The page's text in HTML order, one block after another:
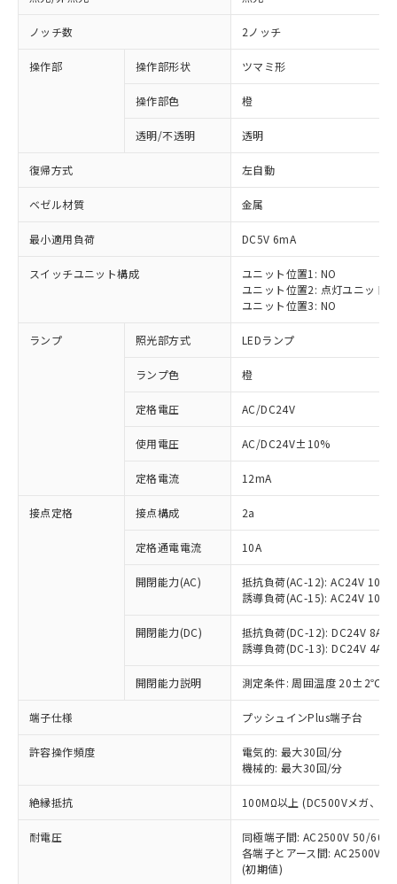
ノッチ数 2ノッチ
操作部 操作部形状 ツマミ形
操作部色 橙
透明/不透明 透明
復帰方式 左自動
ベゼル材質 金属
最小適用負荷 DC5V 6mA
スイッチユニット構成
ユニット位置1: NO
ユニット位置2: 点灯ユニット
ユニット位置3: NO
ランプ 照光部方式 LEDランプ
ランプ色 橙
定格電圧 AC/DC24V
使用電圧 AC/DC24V±10%
定格電流 12mA
接点定格 接点構成 2a
定格通電電流 10A
開閉能力(AC)
抵抗負荷(AC-12): AC24V 10A/
誘導負荷(AC-15): AC24V
開閉能力(DC)
抵抗負荷(DC-12): DC24V 8A/
誘導負荷(DC-13): DC24V 4A/
開閉能力説明 測定条件: 周囲温度 20±2℃、
端子仕様 プッシュインPlus端子台
許容操作頻度
電気的: 最大30回/分
機械的: 最大30回/分
絶縁抵抗 100MΩ以上 (DC500Vメガ、点
耐電圧
同極端子間: AC2500V 50/
各端子とアース間: AC2500V
(初期値)
ご利用条件
以下の条件をお読みいただき、同意のうえ
ご利用ください。
本サービスは、当社制御機器事業取扱
商品の当社在庫状況および標準価格
(税抜)を提供させていただくもので
当社制御機器事業取扱商品の中には、
本サービスの対象外となる商品もある
ことをご了承ください。
在庫状況および標準価格照会結果は、
記載している更新日時点での社内デー
タに基づき作成されるものであり、閲
覧された時点での実際の在庫および標
準価格とは異なる場合があることをご
※1 対応状況
対応済み：EU RoHS指令（10物質）の
非含有に対応した製品が提供可能な商品で
す。
対応予定：EU RoHS指令（10物質）の非含
有に対応した製品に切り替える予定のある
対応予定なし：EU RoHS指令（10物質）の
非含有に非対応の商品で、対応品を出す予
定はありません。
調査・確認中：EU RoHS指令（10物質）の
非含有の対応状況を調査中または確認中の
非該当品：ライセンス料など無形物で、有
害物質有無と関係のない商品です。
仕入先様の事情により、非含有部品として
いたものが、含有品と判明した場合などや
むを得ず変更することがあります。
六価クロム(Cr(Ⅵ)) 1000ppm以下、ポリ臭化ビフェニル
類(PBB) 1000ppm以下、ポリ臭化ジフェニルエーテル類
「○」：最大均質材料含有率が中国RoHSの
基準値以下であることを示します。
「×」：最大均質材料含有率が中国RoHSの
基準値を超えていることを示します。
「－」：未確認です。当社販売部門へお問
*中国RoHS10物質の基準値 (GB/T26572)：
Pb(鉛) :1000ppm、 Hg(水銀) : 1000ppm、 Cd(カドミウ
Cr(Ⅵ)(六価クロム) : 1000ppm、 PBBs(ポリ臭化ビフェ
当社は、これら貴社製品のうち、外国
為替および外国貿易法に定める商品
（以下｢規制貨物等」という）を輸出
または国外への提供する場合は、日本
国政府の輸出許可(または役務取引許
可)を取得するなどの必要な手続きを